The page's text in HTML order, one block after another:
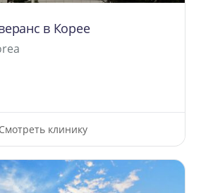
в Корее
Смотреть клинику